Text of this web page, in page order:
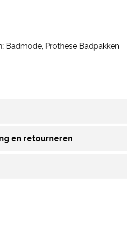
Badmode, Prothese Badpakken
en retourneren